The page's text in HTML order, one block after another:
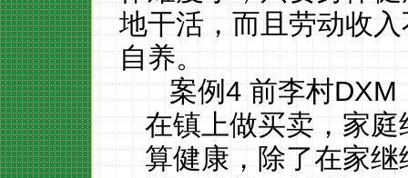
地干活，而且劳动收
自养。
案例4 前李村DXM
在镇上做买卖，家
算健康，除了在家